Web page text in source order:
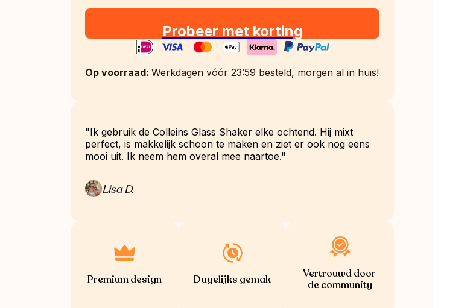
Probeer met korting
Op voorraad: Werkdagen vóór 23:59 besteld, morgen al in huis!
"Ik gebruik de Colleins Glass Shaker elke ochtend. Hij mixt
perfect, is makkelijk schoon te maken en ziet er ook nog eens
mooi uit. Ik neem hem overal mee naartoe."
Lisa D.
Premium design Dagelijks gemak
Vertrouwd door
de community